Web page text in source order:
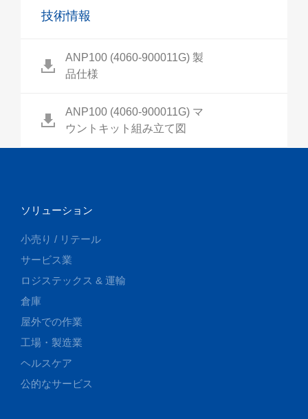
技術情報
ANP100 (4060-900011G) 製
品仕様
ANP100 (4060-900011G) マ
ウントキット組み立て図
ソリューション
小売り / リテール
サービス業
ロジステックス & 運輸
倉庫
屋外での作業
工場・製造業
ヘルスケア
公的なサービス